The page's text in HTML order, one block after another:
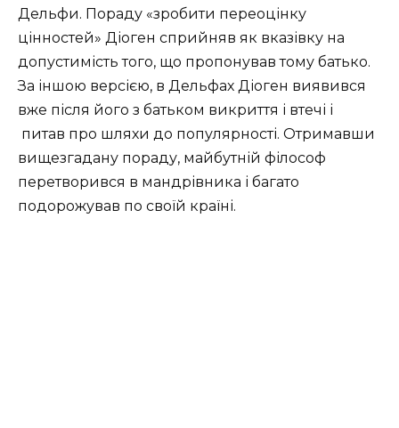
Дельфи. Пораду «зробити переоцінку
цінностей» Діоген сприйняв як вказівку на
допустимість того, що пропонував тому батько.
За іншою версією, в Дельфах Діоген виявився
вже після його з батьком викриття і втечі і
питав про шляхи до популярності. Отримавши
вищезгадану пораду, майбутній філософ
перетворився в мандрівника і багато
подорожував по своїй країні.